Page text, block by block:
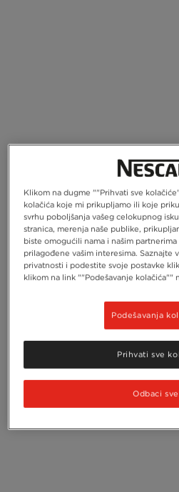
Klikom na dugme ""Prihvati sve
kolačića koje mi prikupljamo ili koje
svrhu poboljšanja vašeg celokupnog
stranica, merenja naše publike,
biste omogućili nama i našim
prilagođene vašim interesima. Saznajte
privatnosti i podestite svoje postavke
klikom na link ""Podešavanje kolačića""
Podešavanja
Odbaci sve
Prihvati sve